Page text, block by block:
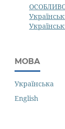
МОВА
Українська
English